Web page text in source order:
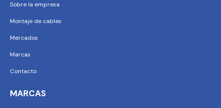
Sobre la empresa
Montaje de cables
Mercados
Marcas
Contacto
MARCAS